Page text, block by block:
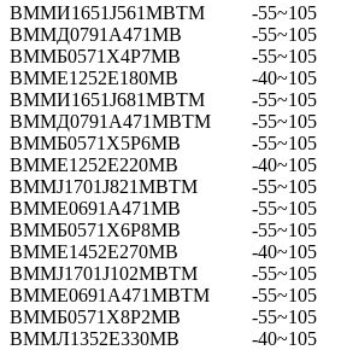
ВММИ1651Ј561МВТМ
-55~105
ВММД0791А471МВ
-55~105
ВММБ0571Х4Р7МВ
-55~105
ВММЕ1252Е180МВ
-40~105
ВММИ1651Ј681МВТМ
-55~105
ВММД0791А471МВТМ
-55~105
ВММБ0571Х5Р6МВ
-55~105
ВММЕ1252Е220МВ
-40~105
ВММЈ1701Ј821МВТМ
-55~105
ВММЕ0691А471МВ
-55~105
ВММБ0571Х6Р8МВ
-55~105
ВММЕ1452Е270МВ
-40~105
ВММЈ1701Ј102МВТМ
-55~105
ВММЕ0691А471МВТМ
-55~105
ВММБ0571Х8Р2МВ
-55~105
ВММЛ1352Е330МВ
-40~105